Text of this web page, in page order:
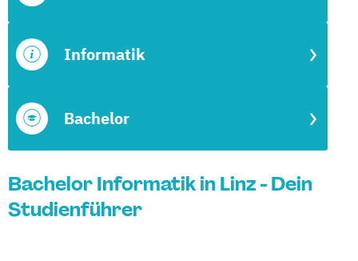
Bachelor
Informatik
Bachelor Informatik in Linz - Dein
Studienführer